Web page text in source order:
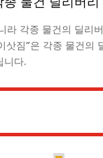
라 각종 물건의 딜리
삿짐”은 각종 물건의
니다.